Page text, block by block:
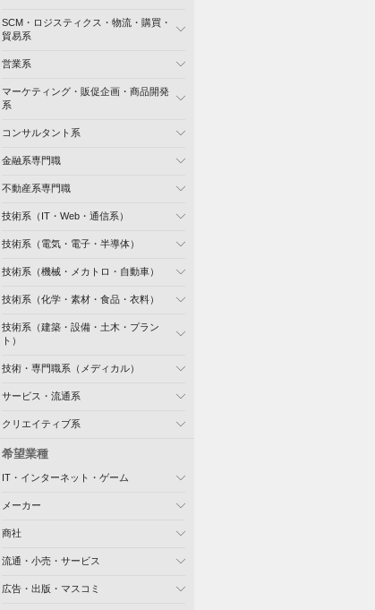
SCM・ロジスティクス・物流・購買・
貿易系
営業系
マーケティング・販促企画・商品開発
系
コンサルタント系
金融系専門職
不動産系専門職
技術系（IT・Web・通信系）
技術系（電気・電子・半導体）
技術系（機械・メカトロ・自動車）
技術系（化学・素材・食品・衣料）
技術系（建築・設備・土木・プラン
ト）
技術・専門職系（メディカル）
サービス・流通系
クリエイティブ系
希望業種
IT・インターネット・ゲーム
メーカー
商社
流通・小売・サービス
広告・出版・マスコミ